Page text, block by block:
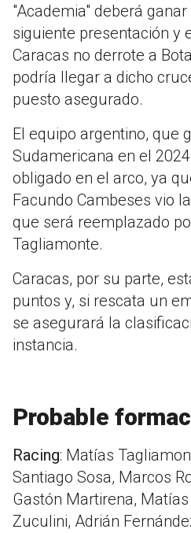
"Academia" deberá
siguiente presentación y
Caracas no derrote a
podría llegar a dicho
puesto asegurado.
El equipo argentino, que
Sudamericana en el
obligado en el arco, ya
Facundo Cambeses vio
que será reemplazado
Tagliamonte.
Caracas, por su parte,
puntos y, si rescata un
se asegurará la
instancia.
Probable
Racing: Matías
Santiago Sosa, Marcos
Gastón Martirena,
Zuculini, Adrián